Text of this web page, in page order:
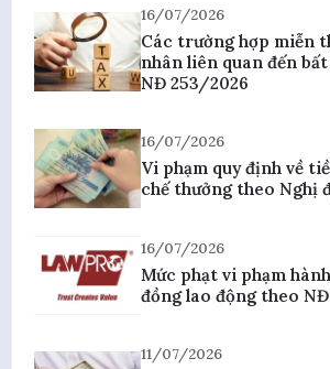
16/07/2026
Các trường hợp miễn
nhân liên quan đến
NĐ 253/2026
16/07/2026
Vi phạm quy định về
chế thưởng theo Nghị
16/07/2026
Mức phạt vi phạm
đồng lao động theo
11/07/2026